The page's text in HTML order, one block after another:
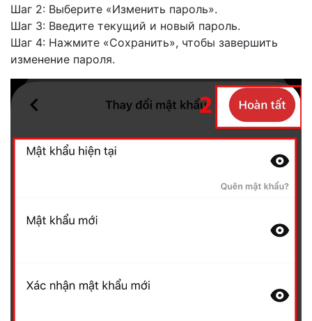
Шаг 2: Выберите «Изменить пароль».
Шаг 3: Введите текущий и новый пароль.
Шаг 4: Нажмите «Сохранить», чтобы завершить
изменение пароля.